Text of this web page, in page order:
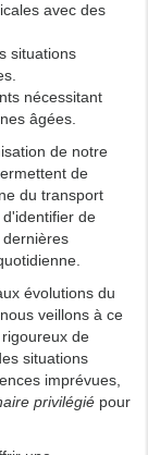
avec des
situations
nécessitant
âgées.
de notre
de
du transport
de
évolutions du
veillons à ce
de
situations
imprévues,
privilégié pour